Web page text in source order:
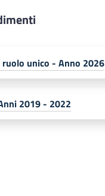
ruolo unico - Anno 2026
2019 - 2022